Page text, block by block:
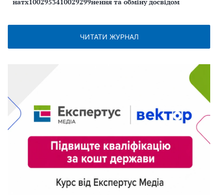
ЧИТАТИ ЖУРНАЛ